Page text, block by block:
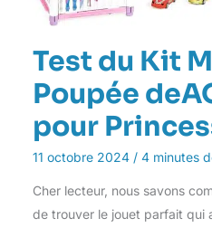
Test du Kit
Poupée
pour
11 octobre 2024 / 4 minutes
Cher lecteur, nous savons
de trouver le jouet parfait qui